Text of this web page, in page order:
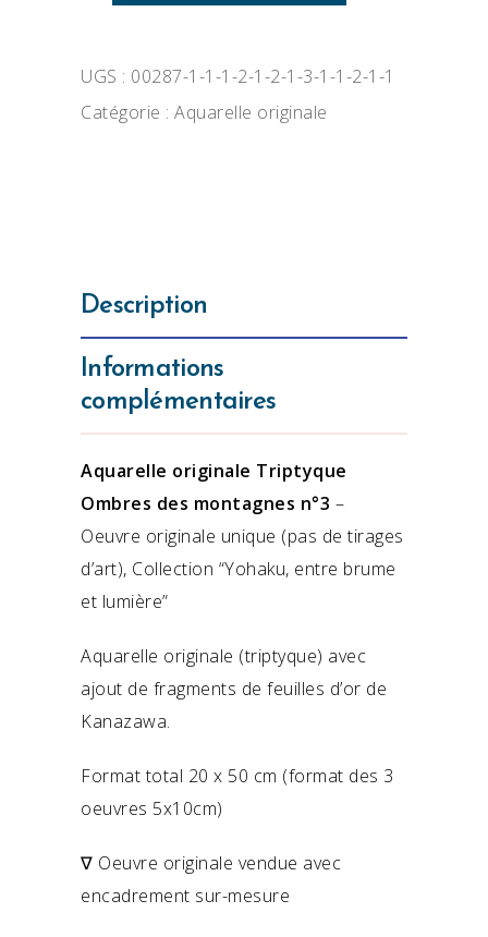
UGS : 00287-1-1-1-2-1-2-1-3-1-1-2-1-1
Catégorie :Aquarelle originale
Description
Informations
complémentaires
Aquarelle originale Triptyque
Ombres des montagnes n°3 –
Oeuvre originale unique (pas de tirages
d’art), Collection “Yohaku, entre brume
et lumière”
Aquarelle originale (triptyque) avec
ajout de fragments de feuilles d’or de
Kanazawa.
Format total 20 x 50 cm (format des 3
oeuvres 5x10cm)
∇ Oeuvre originale vendue avec
encadrement sur-mesure